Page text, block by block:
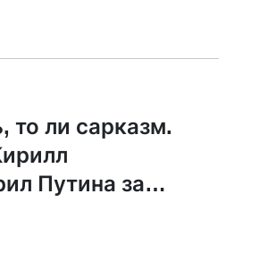
то ли сарказм.
Путина за
и